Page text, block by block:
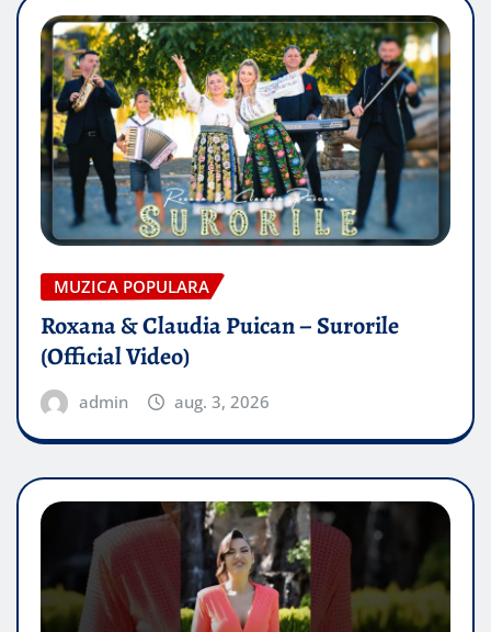
MUZICA POPULARA
Roxana & Claudia Puican – Surorile
(Official Video)
admin aug. 3, 2026